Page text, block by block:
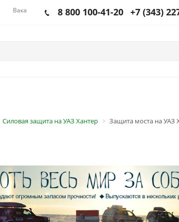
Вакансии 8 800 100-41-20 +7 (343)
Силовая защита на УАЗ Хантер Защита моста на УАЗ